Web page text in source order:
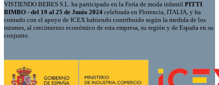
VISTIENDO BEBES S.L. ha participado en la Feria de moda infantil PITTI
BIMBO - del 19 al 25 de Junio 2024 celebrada en Florencia, ITALIA, y ha
contado con el apoyo de ICEX habiendo contribuido según la medida de los
mismos, al crecimiento económico de esta empresa, su región y de España en su
conjunto.